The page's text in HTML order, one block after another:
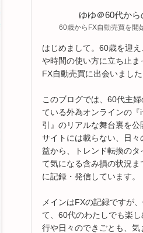
ゆゆ＠60代から
60歳からFX自動売買を開
はじめまして。60歳を迎
や時間の使い方に立ち止ま
FX自動売買に出会いました
このブログでは、60代主
ている外為オンラインの『
引』のリアルな舞台裏を
サイトには載らない、日々
益から、トレンド転換のタ
て気になる含み損の状況ま
に記録・発信しています。
メインはFXの記録ですが
て、60代のわたしでも楽
行や日々のできごとも、気